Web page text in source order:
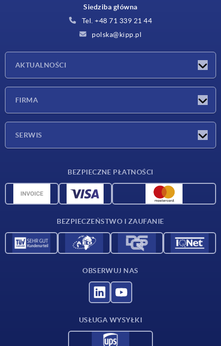
Siedziba główna
Tel. +48 71 339 21 44
polska@kipp.pl
AKTUALNOŚCI
FIRMA
SERWIS
Dane CAD
BEZPIECZNE PŁATNOŚCI
BEZPIECZEŃSTWO I ZAUFANIE
OBSERWUJ NAS
USŁUGA WYSYŁKI